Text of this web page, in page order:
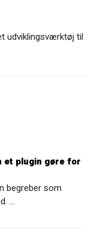
udviklingsværktøj til
et plugin gøre for
begreber som
…